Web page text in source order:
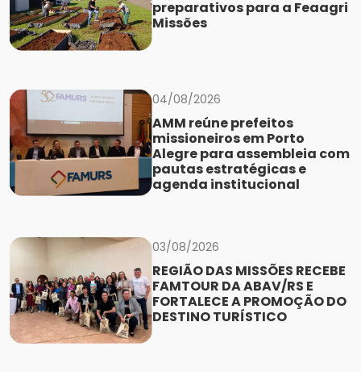
preparativos para a Feaagri
Missões
04/08/2026
AMM reúne prefeitos
missioneiros em Porto
Alegre para assembleia com
pautas estratégicas e
agenda institucional
03/08/2026
REGIÃO DAS MISSÕES RECEBE
FAMTOUR DA ABAV/RS E
FORTALECE A PROMOÇÃO DO
DESTINO TURÍSTICO